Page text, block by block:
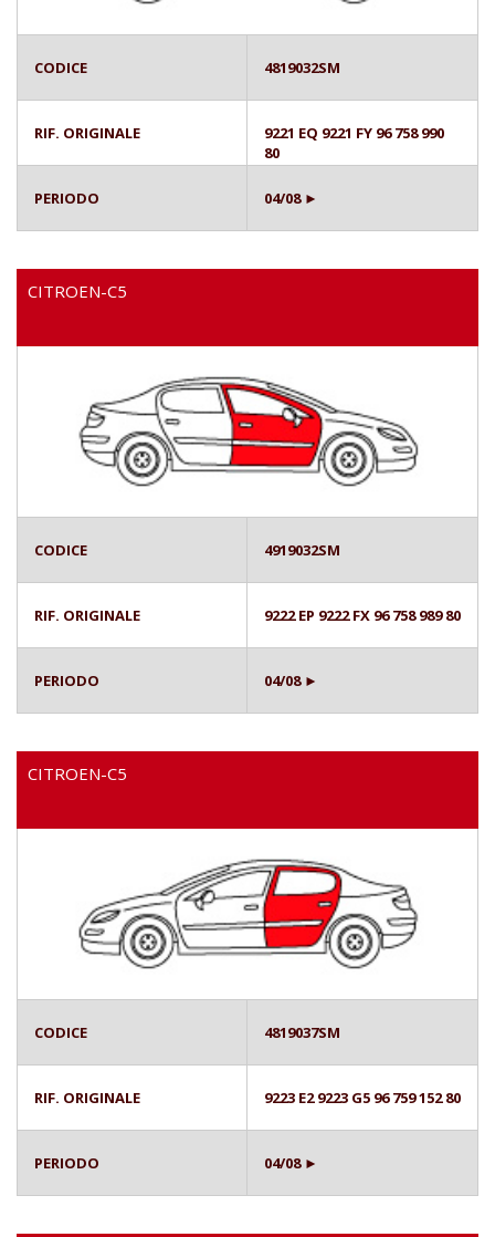
CODICE 4819032SM
RIF. ORIGINALE
9221 EQ 9221 FY 96 758 990
80
PERIODO 04/08 ►
CITROEN-C5
CODICE 4919032SM
RIF. ORIGINALE 9222 EP 9222 FX 96 758 989 80
PERIODO 04/08 ►
CITROEN-C5
CODICE 4819037SM
RIF. ORIGINALE 9223 E2 9223 G5 96 759 152 80
PERIODO 04/08 ►